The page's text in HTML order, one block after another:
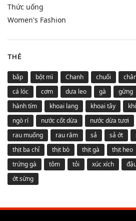
Thức uống
Women's Fashion
THẺ
bắp bột mì Chanh chuối
cá lóc
cơm dưa leo gà gừng
hành tím
khoai lang khoai tây
ngò rí
nước cốt dừa nước dừa tươi
rau muống
rau răm sả sả ớt
thịt ba chỉ
thịt bò thịt gà thịt heo
trứng gà
tôm tỏi xúc xích
ớt sừng